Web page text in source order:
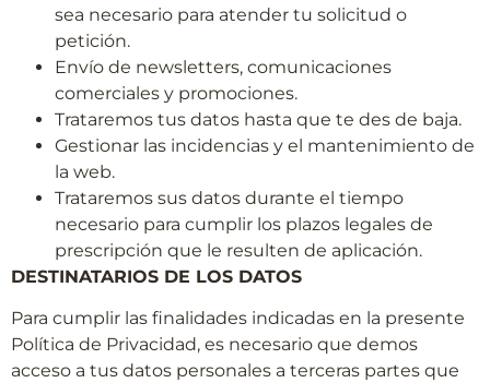
sea necesario para atender tu solicitud o
petición.
Envío de newsletters, comunicaciones
comerciales y promociones.
Trataremos tus datos hasta que te des de baja.
Gestionar las incidencias y el mantenimiento de
la web.
Trataremos sus datos durante el tiempo
necesario para cumplir los plazos legales de
prescripción que le resulten de aplicación.
DESTINATARIOS DE LOS DATOS
Para cumplir las finalidades indicadas en la presente
Política de Privacidad, es necesario que demos
acceso a tus datos personales a terceras partes que